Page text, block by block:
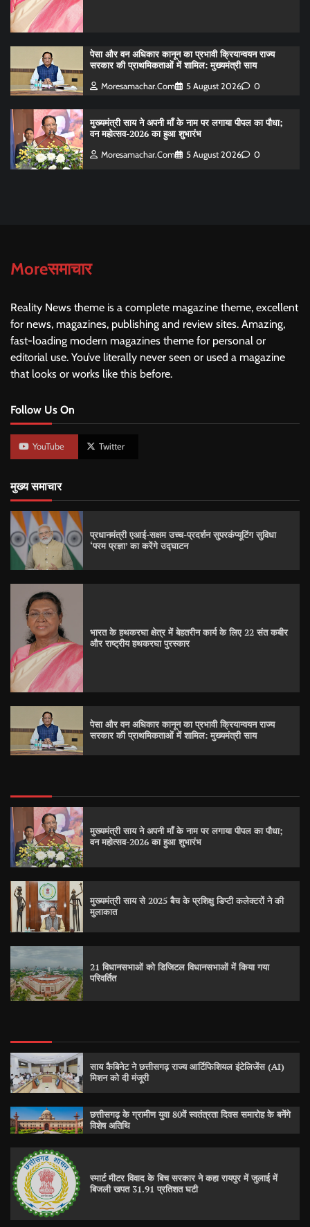
पेसा और वन अधिकार कानून का प्रभावी क्रियान्वयन राज्य
सरकार की प्राथमिकताओं में शामिल: मुख्यमंत्री साय
Moresamachar.com 5 August 2026 0
मुख्यमंत्री साय ने अपनी माँ के नाम पर लगाया पीपल का पौधा;
वन महोत्सव-2026 का हुआ शुभारंभ
Moresamachar.com 5 August 2026 0
Moreसमाचार
Reality News theme is a complete magazine theme, excellent
for news, magazines, publishing and review sites. Amazing,
fast-loading modern magazines theme for personal or
editorial use. You’ve literally never seen or used a magazine
that looks or works like this before.
Follow Us On
YouTube Twitter
मुख्य समाचार
प्रधानमंत्री एआई-सक्षम उच्च-प्रदर्शन सुपरकंप्यूटिंग सुविधा
‘परम प्रज्ञा’ का करेंगे उद्घाटन
भारत के हथकरघा क्षेत्र में बेहतरीन कार्य के लिए 22 संत कबीर
और राष्ट्रीय हथकरघा पुरस्कार
पेसा और वन अधिकार कानून का प्रभावी क्रियान्वयन राज्य
सरकार की प्राथमिकताओं में शामिल: मुख्यमंत्री साय
मुख्यमंत्री साय ने अपनी माँ के नाम पर लगाया पीपल का पौधा;
वन महोत्सव-2026 का हुआ शुभारंभ
मुख्यमंत्री साय से 2025 बैच के प्रशिक्षु डिप्टी कलेक्टरों ने की
मुलाकात
21 विधानसभाओं को डिजिटल विधानसभाओं में किया गया
परिवर्तित
साय कैबिनेट ने छत्तीसगढ़ राज्य आर्टिफिशियल इंटेलिजेंस (AI)
मिशन को दी मंजूरी
छत्तीसगढ़ के ग्रामीण युवा 80वें स्वतंत्रता दिवस समारोह के बनेंगे
विशेष अतिथि
स्मार्ट मीटर विवाद के बिच सरकार ने कहा रायपुर में जुलाई में
बिजली खपत 31.91 प्रतिशत घटी